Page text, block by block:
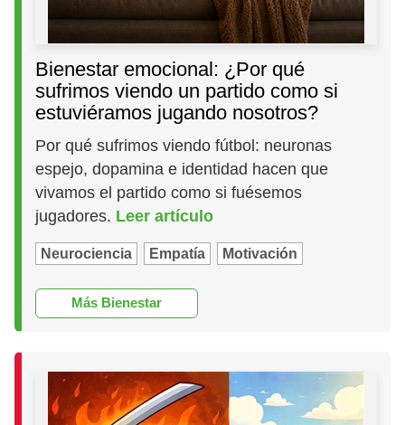
Bienestar emocional: ¿Por qué
sufrimos viendo un partido como si
estuviéramos jugando nosotros?
Por qué sufrimos viendo fútbol: neuronas
espejo, dopamina e identidad hacen que
vivamos el partido como si fuésemos
jugadores. Leer artículo
Neurociencia Empatía Motivación
Más Bienestar